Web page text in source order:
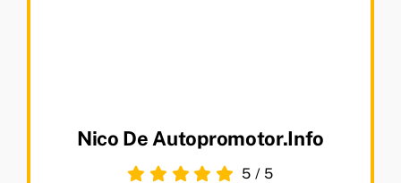
Nico De Autopromotor.info
5 / 5